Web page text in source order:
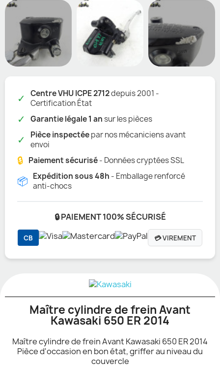
✓ Centre VHU ICPE 2712depuis 2001 -
Certification État
✓ Garantie légale 1 ansur les pièces
✓ Pièce inspectéepar nos mécaniciens avant
envoi
🔒 Paiement sécurisé- Données cryptées SSL
📦 Expédition sous 48h - Emballage renforcé
anti-chocs
🔒 PAIEMENT 100% SÉCURISÉ
CB 💳 VIREMENT
Maître cylindre de frein Avant
Kawasaki 650 ER 2014
Maître cylindre de frein Avant Kawasaki 650 ER 2014
Pièce d'occasion en bon état, griffer au niveau du
couvercle